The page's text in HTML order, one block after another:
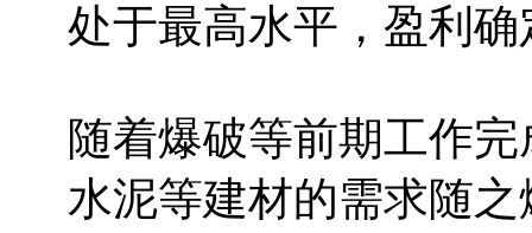
处于最高水平，盈利
随着爆破等前期工作
水泥等建材的需求随